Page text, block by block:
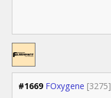
#1669 FOxygene [3275]